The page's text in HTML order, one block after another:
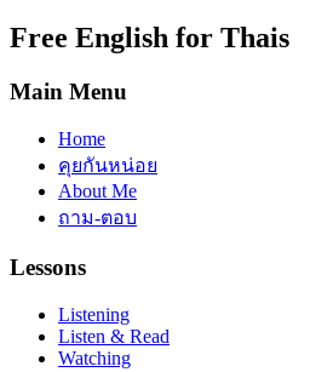
Free English for Thais
Main Menu
Home
คุยกันหน่อย
About Me
ถาม-ตอบ
Lessons
Listening
Listen & Read
Watching